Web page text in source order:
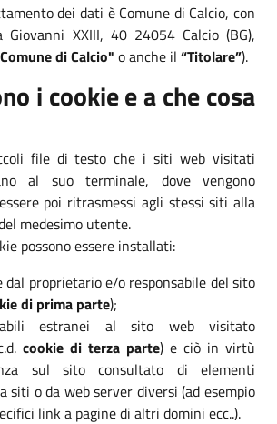
dei dati è Comune di Calcio, con
Giovanni XXIII, 40 24054 Calcio (BG),
di Calcio" o anche il “Titolare”).
i cookie e a che cosa
file di testo che i siti web visitati
al suo terminale, dove vengono
poi ritrasmessi agli stessi siti alla
medesimo utente.
possono essere installati:
proprietario e/o responsabile del sito
di prima parte);
estranei al sito web visitato
cookie di terza parte) e ciò in virtù
sul sito consultato di elementi
siti o da web server diversi (ad esempio
link a pagine di altri domini ecc..).